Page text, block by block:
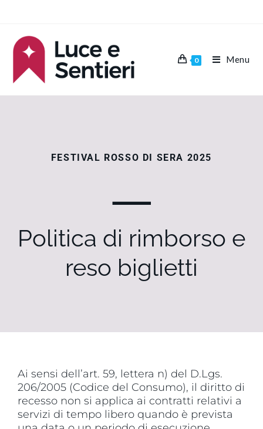
0 Menu
FESTIVAL ROSSO DI SERA 2025
—
Politica di rimborso e
reso biglietti
Ai sensi dell’art. 59, lettera n) del D.Lgs.
206/2005 (Codice del Consumo), il diritto di
recesso non si applica ai contratti relativi a
servizi di tempo libero quando è prevista